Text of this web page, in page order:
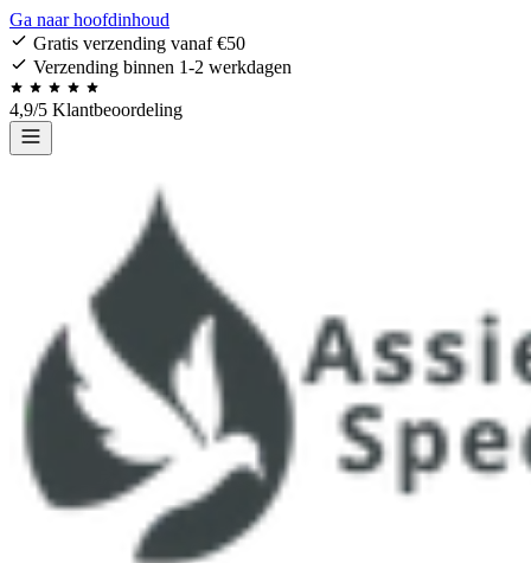
Ga naar hoofdinhoud
Gratis verzending vanaf €50
Verzending binnen 1-2 werkdagen
4,9/5 Klantbeoordeling